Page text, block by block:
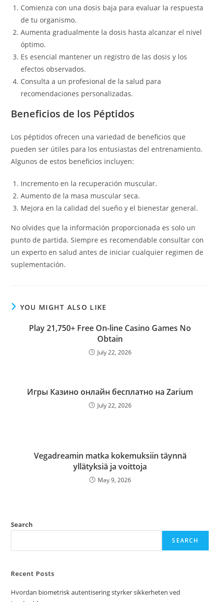
Comienza con una dosis baja para evaluar la respuesta
de tu organismo.
Aumenta gradualmente la dosis hasta alcanzar el nivel
óptimo.
Es esencial mantener un registro de las dosis y los
efectos observados.
Consulta a un profesional de la salud para
recomendaciones personalizadas.
Beneficios de los Péptidos
Los péptidos ofrecen una variedad de beneficios que
pueden ser útiles para los entusiastas del entrenamiento.
Algunos de estos beneficios incluyen:
Incremento en la recuperación muscular.
Aumento de la masa muscular seca.
Mejora en la calidad del sueño y el bienestar general.
No olvides que la información proporcionada es solo un
punto de partida. Siempre es recomendable consultar con
un experto en salud antes de iniciar cualquier regimen de
suplementación.
YOU MIGHT ALSO LIKE
Play 21,750+ Free On-line Casino Games No
Obtain
July 22, 2026
Игры Казино онлайн бесплатно на Zarium
July 22, 2026
Vegadreamin matka kokemuksiin täynnä
yllätyksiä ja voittoja
May 9, 2026
Search
SEARCH
Recent Posts
Hvordan biometrisk autentisering styrker sikkerheten ved